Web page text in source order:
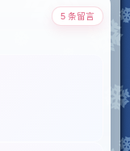
5 条留言